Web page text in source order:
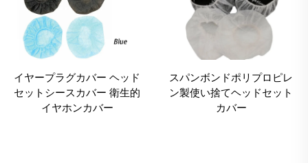
イヤープラグカバー ヘッド
セットシースカバー 衛生的
イヤホンカバー
スパンボンドポリプロピレ
ン製使い捨てヘッドセット
カバー